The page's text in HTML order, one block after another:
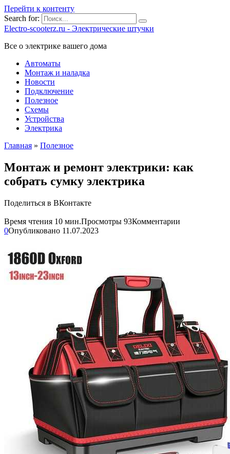
Перейти к контенту
Search for:
Electro-scooterz.ru - Электрические штучки
Все о электрике вашего дома
Автоматы
Монтаж и наладка
Новости
Подключение
Полезное
Схемы
Устройства
Электрика
Главная » Полезное
Монтаж и ремонт электрики: как
собрать сумку электрика
Поделиться в ВКонтакте
Время чтения 10 мин.Просмотры 93Комментарии
0Опубликовано 11.07.2023